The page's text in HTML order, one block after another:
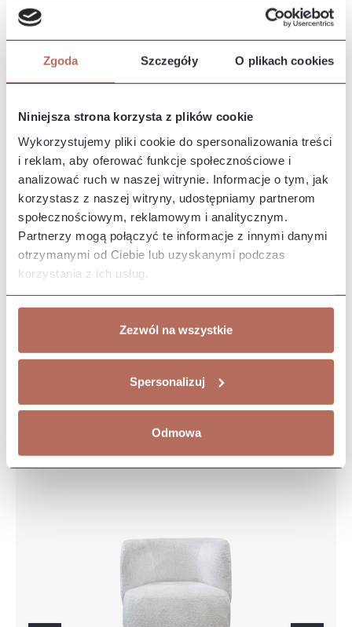
Zgoda Szczegóły O plikach cookies
Niniejsza strona korzysta z plików cookie
Wykorzystujemy pliki cookie do spersonalizowania treści
i reklam, aby oferować funkcje społecznościowe i
analizować ruch w naszej witrynie. Informacje o tym, jak
korzystasz z naszej witryny, udostępniamy partnerom
społecznościowym, reklamowym i analitycznym.
Partnerzy mogą połączyć te informacje z innymi danymi
otrzymanymi od Ciebie lub uzyskanymi podczas
korzystania z ich usług.
Zezwól na wszystkie
Spersonalizuj
Odmowa
Numer produktu:
Kolor na ekranie może różnić się od rzeczywistego koloru tkanin
ze względu na różne typy ekranów i ich kalibrację.
Prezentowane zdjęcie jest zdjęciem poglądowym.
Opis i wymiary
Narożnik Panda z połączenia modułów 1,5P, HoE, 1M i OT
terminal. Kanapa Panda charakteryzuje się nowoczesnym
designem,…Więcej
Właściwości